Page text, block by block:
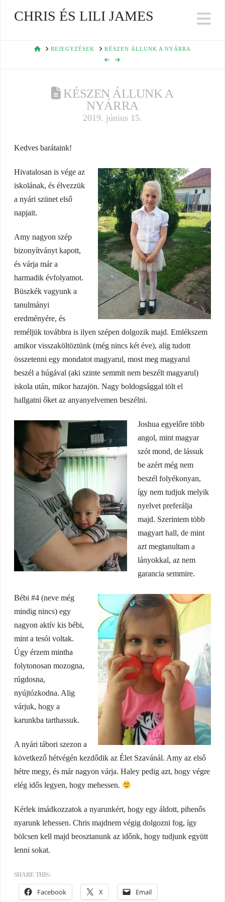
CHRIS ÉS LILI JAMES
HOMEBEJEGYZÉSEK KÉSZEN ÁLLUNK A NYÁRRA
KÉSZEN ÁLLUNK A
NYÁRRA
2019. június 15.
Kedves barátaink!
Hivatalosan is vége az
iskolának, és élvezzük
a nyári szünet első
napjait.
Amy nagyon szép
bizonyítványt kapott,
és várja már a
harmadik évfolyamot.
Büszkék vagyunk a
tanulmányi
eredményére, és
reméljük továbbra is ilyen szépen dolgozik majd. Emlékszem
amikor visszaköltöztünk (még nincs két éve), alig tudott
összetenni egy mondatot magyarul, most meg magyarul
beszél a húgával (aki szinte semmit nem beszélt magyarul)
iskola után, mikor hazajön. Nagy boldogsággal tölt el
hallgatni őket az anyanyelvemen beszélni.
Joshua egyelőre több
angol, mint magyar
szót mond, de lássuk
be azért még nem
beszél folyékonyan,
így nem tudjuk melyik
nyelvet preferálja
majd. Szerintem több
magyart hall, de mint
azt megtanultam a
lányokkal, az nem
garancia semmire.
Bébi #4 (neve még
mindig nincs) egy
nagyon aktív kis bébi,
mint a tesói voltak.
Úgy érzem mintha
folytonosan mozogna,
rúgdosna,
nyújtózkodna. Alig
várjuk, hogy a
karunkba tarthassuk.
A nyári tábori szezon a
következő hétvégén kezdődik az Élet Szavánál. Amy az első
hétre megy, és már nagyon várja. Haley pedig azt, hogy végre
elég idős legyen, hogy mehessen.
Kérlek imádkozzatok a nyarunkért, hogy egy áldott, pihenős
nyarunk lehessen. Chris majdnem végig dolgozni fog, így
bölcsen kell majd beosztanunk az időnk, hogy tudjunk együtt
lenni sokat.
SHARE THIS:
Facebook X Email